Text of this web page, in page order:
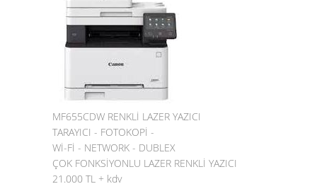
MF655CDW RENKLİ LAZER YAZICI
TARAYICI - FOTOKOPİ -
Wİ-Fİ - NETWORK - DUBLEX
ÇOK FONKSİYONLU LAZER RENKLİ YAZICI
21.000 TL + kdv